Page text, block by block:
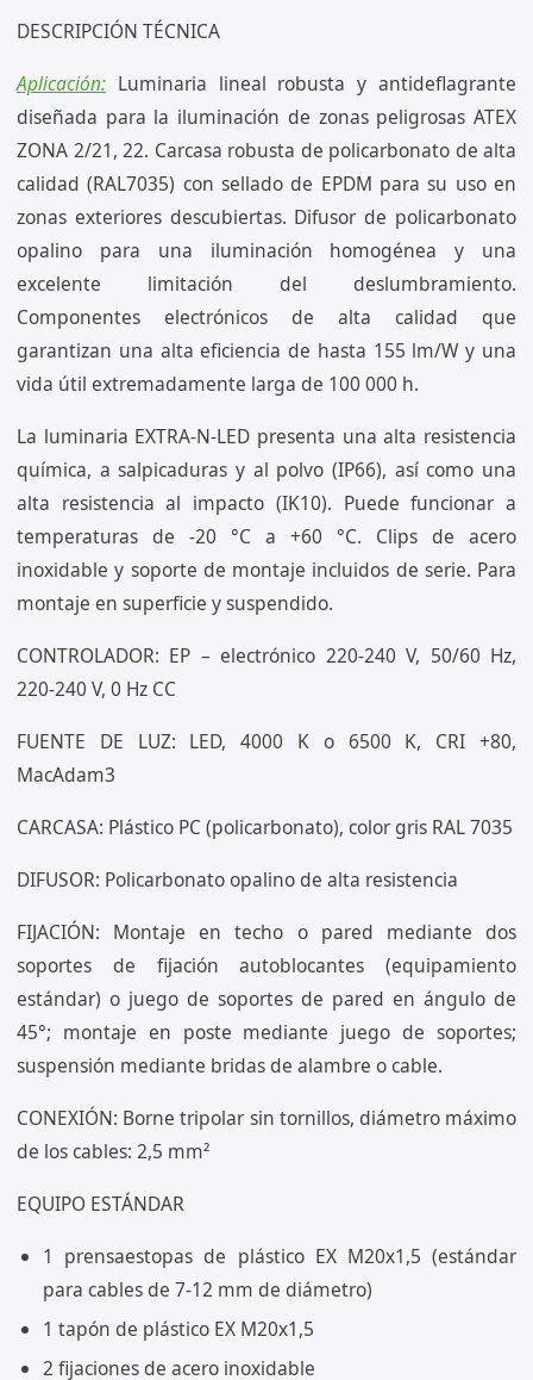
DESCRIPCIÓN TÉCNICA
Aplicación: Luminaria lineal robusta y antideflagrante
diseñada para la iluminación de zonas peligrosas ATEX
ZONA 2/21, 22. Carcasa robusta de policarbonato de alta
calidad (RAL7035) con sellado de EPDM para su uso en
zonas exteriores descubiertas. Difusor de policarbonato
opalino para una iluminación homogénea y una
excelente limitación del deslumbramiento.
Componentes electrónicos de alta calidad que
garantizan una alta eficiencia de hasta 155 lm/W y una
vida útil extremadamente larga de 100 000 h.
La luminaria EXTRA-N-LED presenta una alta resistencia
química, a salpicaduras y al polvo (IP66), así como una
alta resistencia al impacto (IK10). Puede funcionar a
temperaturas de -20 °C a +60 °C. Clips de acero
inoxidable y soporte de montaje incluidos de serie. Para
montaje en superficie y suspendido.
CONTROLADOR: EP – electrónico 220-240 V, 50/60 Hz,
220-240 V, 0 Hz CC
FUENTE DE LUZ: LED, 4000 K o 6500 K, CRI +80,
MacAdam3
CARCASA: Plástico PC (policarbonato), color gris RAL 7035
DIFUSOR: Policarbonato opalino de alta resistencia
FIJACIÓN: Montaje en techo o pared mediante dos
soportes de fijación autoblocantes (equipamiento
estándar) o juego de soportes de pared en ángulo de
45°; montaje en poste mediante juego de soportes;
suspensión mediante bridas de alambre o cable.
CONEXIÓN: Borne tripolar sin tornillos, diámetro máximo
de los cables: 2,5 mm²
EQUIPO ESTÁNDAR
1 prensaestopas de plástico EX M20x1,5 (estándar
para cables de 7-12 mm de diámetro)
1 tapón de plástico EX M20x1,5
2 fijaciones de acero inoxidable